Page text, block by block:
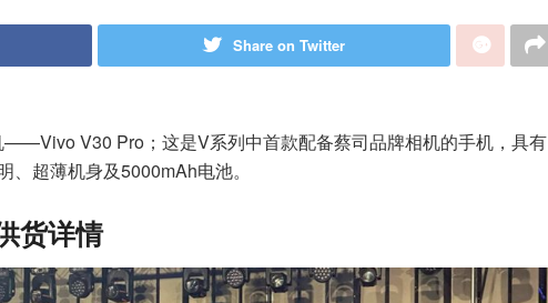
Share on Twitter
V30 Pro；这是V系列中首款配备蔡司品牌相机的手机，具有
超薄机身及5000mAh电池。
货详情